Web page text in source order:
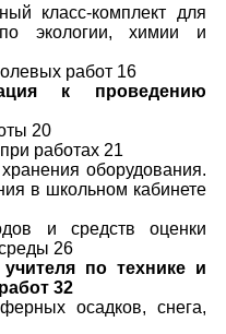
класс-комплект для
экологии, химии и
работ 16
к проведению
20
работах 21
оборудования.
в школьном кабинете
и средств оценки
26
по технике и
32
осадков, снега,